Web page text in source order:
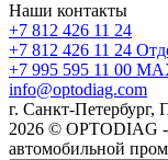
Наши контакты
+7 812 426 11 24
+7 812 426 11 24
+7 995 595 11 00
info@optodiag.com
г. Санкт-
2026 © OPTODIAG
автомобильной